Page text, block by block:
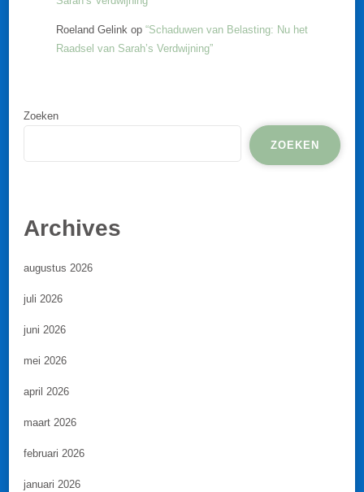
Roeland Gelink op “Schaduwen van Belasting: Nu het
Raadsel van Sarah’s Verdwijning”
Zoeken
ZOEKEN
Archives
augustus 2026
juli 2026
juni 2026
mei 2026
april 2026
maart 2026
februari 2026
januari 2026